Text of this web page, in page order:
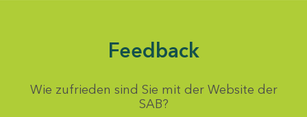
Feedback
Wie zufrieden sind Sie mit der Website der
SAB?